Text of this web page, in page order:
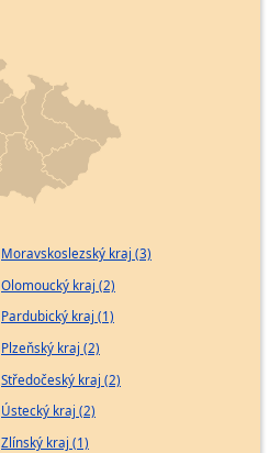
Moravskoslezský kraj (3)
Olomoucký kraj (2)
Pardubický kraj (1)
Plzeňský kraj (2)
Středočeský kraj (2)
Ústecký kraj (2)
Zlínský kraj (1)